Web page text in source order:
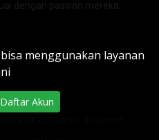
menggunakan layanan
Daftar Akun
dengan passion mereka.